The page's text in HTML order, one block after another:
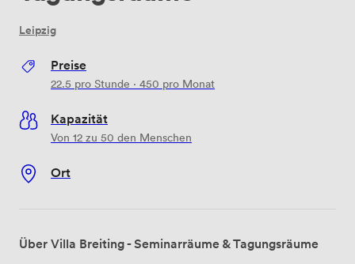
Leipzig
Preise
22.5 pro Stunde · 450 pro Monat
Kapazität
Von 12 zu 50 den Menschen
Ort
Über Villa Breiting - Seminarräume & Tagungsräume